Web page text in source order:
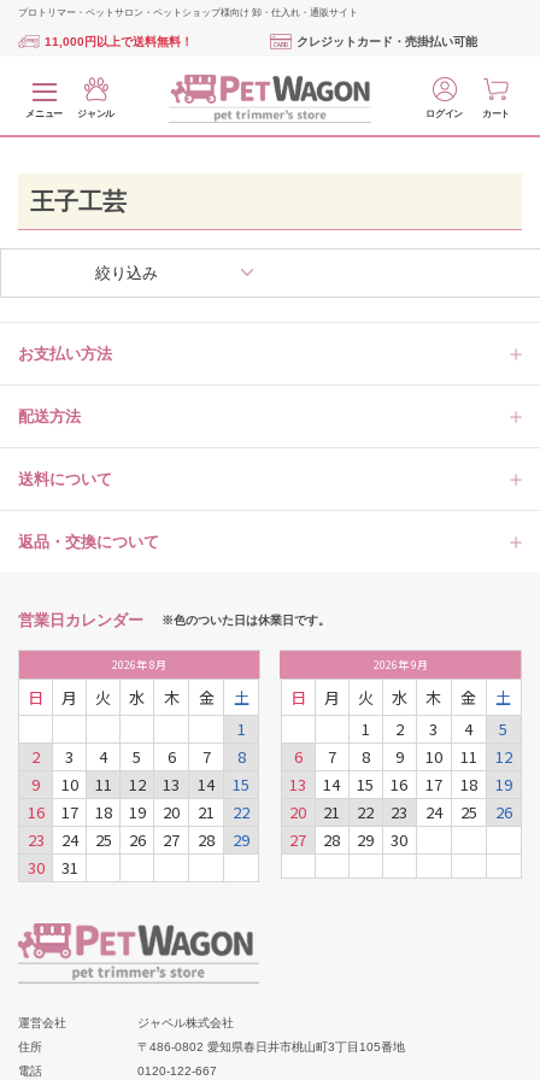
プロトリマー・ペットサロン・ペットショップ様向け 卸・仕入れ・通販サイト
11,000円以上で送料無料！ クレジットカード・売掛払い可能
メニュー ジャンル ログイン カート
王子工芸
絞り込み
お支払い方法
配送方法
送料について
返品・交換について
営業日カレンダー ※色のついた日は休業日です。
2026年8月
日 月 火 水 木 金
土
1
2
3 4 5 6 7
8
9
10 11 12 13 14
15
16
17 18 19 20 21
22
23
24 25 26 27 28
29
30
31
2026年9月
日 月 火 水 木 金
土
1
2 3 4
5
6
7 8 9 10 11
12
13
14 15 16 17 18
19
20
21 22 23 24 25
26
27
28 29 30
運営会社
ジャペル株式会社
住所
〒486-0802 愛知県春日井市桃山町3丁目105番地
電話
0120-122-667